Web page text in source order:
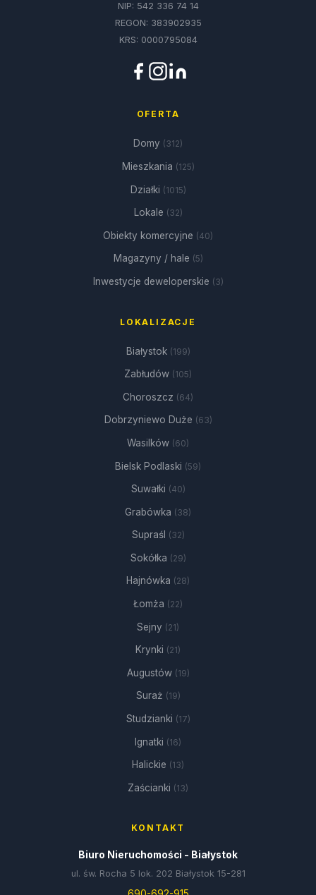
NIP: 542 336 74 14
REGON: 383902935
KRS: 0000795084
OFERTA
Domy (312)
Mieszkania (125)
Działki (1015)
Lokale (32)
Obiekty komercyjne (40)
Magazyny / hale (5)
Inwestycje deweloperskie (3)
LOKALIZACJE
Białystok (199)
Zabłudów (105)
Choroszcz (64)
Dobrzyniewo Duże (63)
Wasilków (60)
Bielsk Podlaski (59)
Suwałki (40)
Grabówka (38)
Supraśl (32)
Sokółka (29)
Hajnówka (28)
Łomża (22)
Sejny (21)
Krynki (21)
Augustów (19)
Suraż (19)
Studzianki (17)
Ignatki (16)
Halickie (13)
Zaścianki (13)
KONTAKT
Biuro Nieruchomości - Białystok
ul. św. Rocha 5 lok. 202 Białystok 15-281